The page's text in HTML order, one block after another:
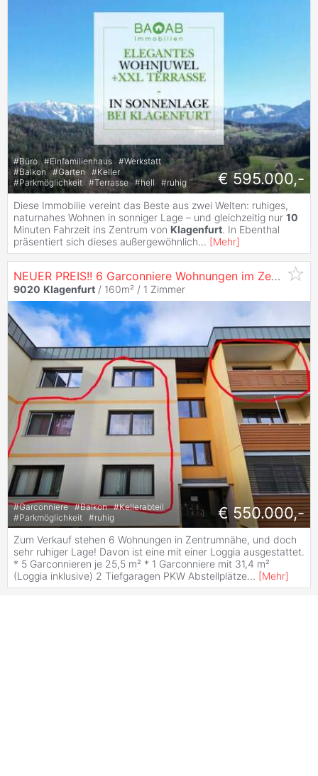
#Büro #Einfamilienhaus #Werkstatt
#Balkon #Garten #Keller
#Parkmöglichkeit #Terrasse #hell #ruhig € 595.000,-
Diese Immobilie vereint das Beste aus zwei Welten: ruhiges,
naturnahes Wohnen in sonniger Lage – und gleichzeitig nur 10
Minuten Fahrzeit ins Zentrum von Klagenfurt. In Ebenthal
präsentiert sich dieses außergewöhnlich... [Mehr]
NEUER PREIS!! 6 Garconniere Wohnungen im Zentrum
9020 Klagenfurt / 160m² / 1 Zimmer
#Garconniere #Balkon #Kellerabteil
#Parkmöglichkeit #ruhig € 550.000,-
Zum Verkauf stehen 6 Wohnungen in Zentrumnähe, und doch
sehr ruhiger Lage! Davon ist eine mit einer Loggia ausgestattet.
* 5 Garconnieren je 25,5 m² * 1 Garconniere mit 31,4 m²
(Loggia inklusive) 2 Tiefgaragen PKW Abstellplätze... [Mehr]